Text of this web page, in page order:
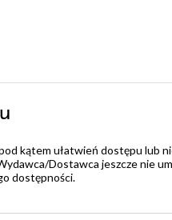
kątem ułatwień dostępu lub
Dostawca jeszcze nie
dostępności.